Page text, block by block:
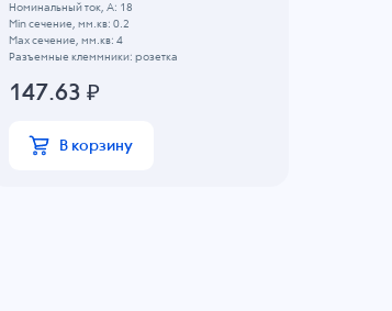
Номинальный ток, А: 18
Min сечение, мм.кв: 0.2
Max сечение, мм.кв: 4
Разъемные клеммники: розетка
147.63 ₽
В корзину